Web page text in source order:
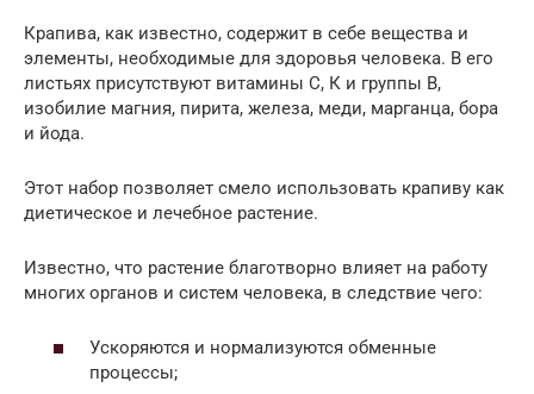
Крапива, как известно, содержит в себе вещества и
элементы, необходимые для здоровья человека. В его
листьях присутствуют витамины С, К и группы В,
изобилие магния, пирита, железа, меди, марганца, бора
и йода.
Этот набор позволяет смело использовать крапиву как
диетическое и лечебное растение.
Известно, что растение благотворно влияет на работу
многих органов и систем человека, в следствие чего:
Ускоряются и нормализуются обменные
процессы;